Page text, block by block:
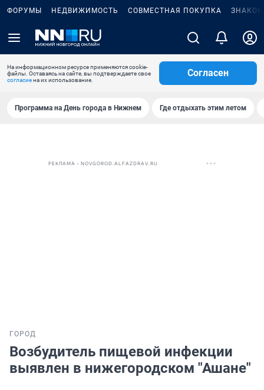
ФОРУМЫ НЕДВИЖИМОСТЬ СОВМЕСТНАЯ ПОКУПКА
На информационном ресурсе применяются cookie-
файлы. Оставаясь на сайте, вы подтверждаете свое
согласиена их использование.
Согласен
Программа на День города в Нижнем Где отдыхать этим летом
РЕКЛАМА • NOVGOROD.ALFAZDRAV.RU
ГОРОД
Возбудитель пищевой инфекции
выявлен в нижегородском "Ашане"